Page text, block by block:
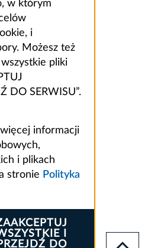
w którym
i
Możesz też
pliki
DO SERWISU”.
informacji
i plikach
stronie Polityka
I
DO